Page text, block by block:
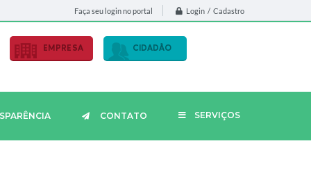
Faça seu login no portal Login / Cadastro
EMPRESA CIDADÃO
CONTATO SERVIÇOS